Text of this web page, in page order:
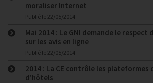
moraliser Internet
Publié le 22/05/2014
Mai 2014 : Le GNI demande le respect
sur les avis en ligne
Publié le 22/05/2014
2014 : La CE contrôle les plateformes
d’hôtels